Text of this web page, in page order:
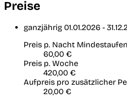
Preise
ganzjährig 01.01.2026 -
Preis p. Nacht
60,00 €
Preis p. Woche
420,00 €
Aufpreis pro zusätzlicher
20,00 €